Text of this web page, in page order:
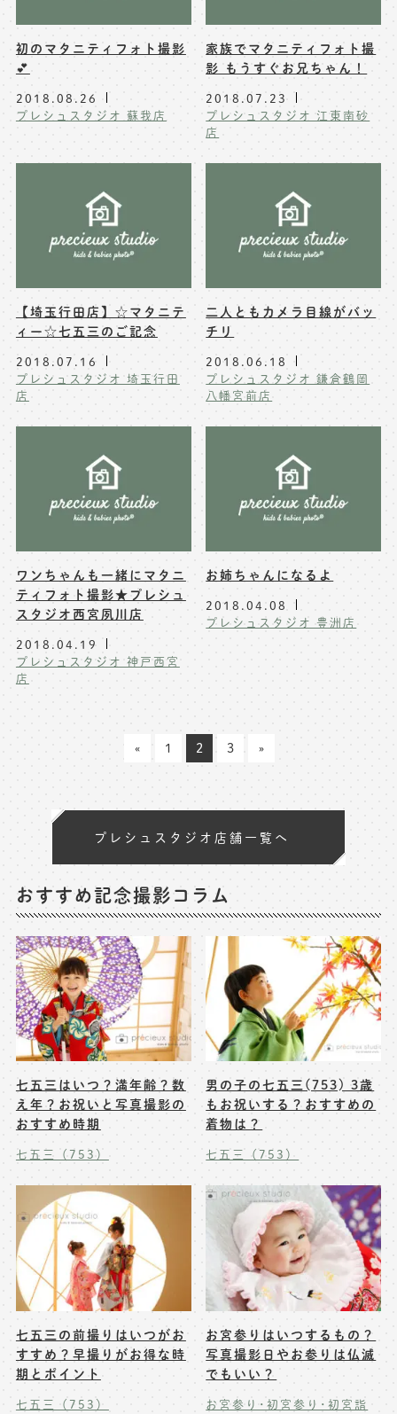
初のマタニティフォト撮影
💕
2018.08.26
プレシュスタジオ 蘇我店
家族でマタニティフォト撮
影 もうすぐお兄ちゃん！
2018.07.23
プレシュスタジオ 江東南砂
店
【埼玉行田店】☆マタニテ
ィー☆七五三のご記念
2018.07.16
プレシュスタジオ 埼玉行田
店
二人ともカメラ目線がバッ
チリ
2018.06.18
プレシュスタジオ 鎌倉鶴岡
八幡宮前店
ワンちゃんも一緒にマタニ
ティフォト撮影★プレシュ
スタジオ西宮夙川店
2018.04.19
プレシュスタジオ 神戸西宮
店
お姉ちゃんになるよ
2018.04.08
プレシュスタジオ 豊洲店
« 1 2 3 »
プレシュスタジオ店舗一覧へ
おすすめ記念撮影コラム
七五三はいつ？満年齢？数
え年？お祝いと写真撮影の
おすすめ時期
七五三（753）
男の子の七五三(753) 3歳
もお祝いする？おすすめの
着物は？
七五三（753）
七五三の前撮りはいつがお
すすめ？早撮りがお得な時
期とポイント
七五三（753）
お宮参りはいつするもの？
写真撮影日やお参りは仏滅
でもいい？
お宮参り･初宮参り･初宮詣